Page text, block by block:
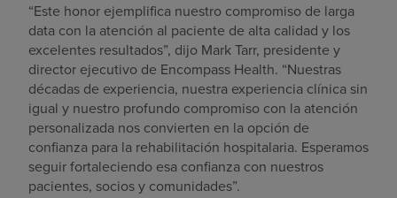
“Este honor ejemplifica nuestro compromiso de larga
data con la atención al paciente de alta calidad y los
excelentes resultados”, dijo Mark Tarr, presidente y
director ejecutivo de Encompass Health. “Nuestras
décadas de experiencia, nuestra experiencia clínica sin
igual y nuestro profundo compromiso con la atención
personalizada nos convierten en la opción de
confianza para la rehabilitación hospitalaria. Esperamos
seguir fortaleciendo esa confianza con nuestros
pacientes, socios y comunidades”.